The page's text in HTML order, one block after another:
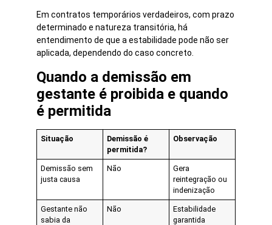
Em contratos temporários verdadeiros, com prazo
determinado e natureza transitória, há
entendimento de que a estabilidade pode não ser
aplicada, dependendo do caso concreto.
Quando a demissão em
gestante é proibida e quando
é permitida
Situação
Demissão é
permitida?
Observação
Demissão sem
justa causa
Não
Gera
reintegração ou
indenização
Gestante não
sabia da
Não
Estabilidade
garantida